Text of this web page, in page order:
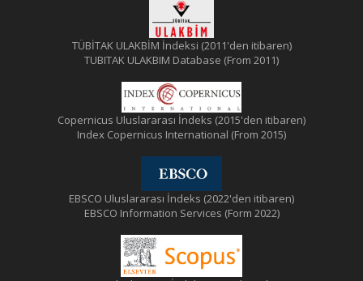
TÜBİTAK ULAKBİM İndeksi (2011'den itibaren)
TUBITAK ULAKBIM Database (From 2011)
Copernicus Uluslararası İndeks (2015'den itibaren)
Index Copernicus International (From 2015)
EBSCO Uluslararası İndeks (2022'den itibaren)
EBSCO Information Services (Form 2022)